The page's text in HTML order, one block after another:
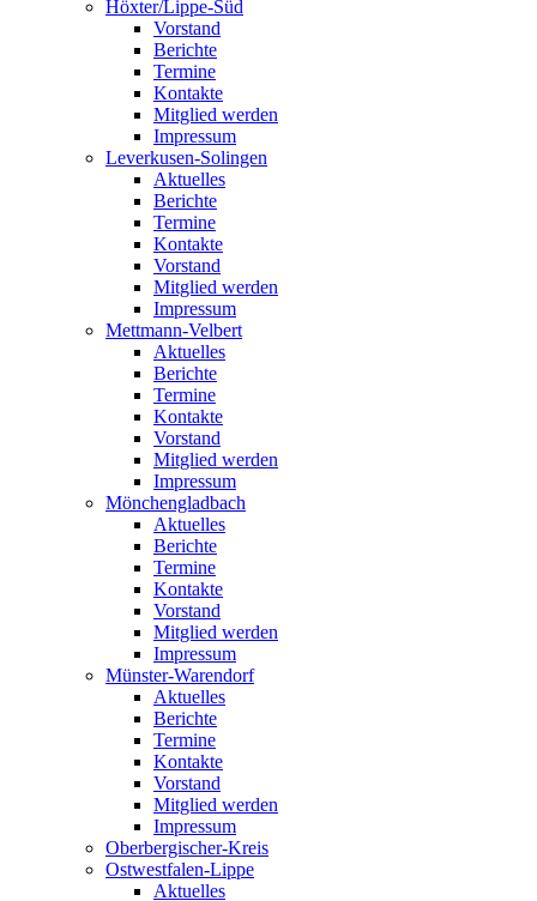
Höxter/Lippe-Süd
Vorstand
Berichte
Termine
Kontakte
Mitglied werden
Impressum
Leverkusen-Solingen
Aktuelles
Berichte
Termine
Kontakte
Vorstand
Mitglied werden
Impressum
Mettmann-Velbert
Aktuelles
Berichte
Termine
Kontakte
Vorstand
Mitglied werden
Impressum
Mönchengladbach
Aktuelles
Berichte
Termine
Kontakte
Vorstand
Mitglied werden
Impressum
Münster-Warendorf
Aktuelles
Berichte
Termine
Kontakte
Vorstand
Mitglied werden
Impressum
Oberbergischer-Kreis
Ostwestfalen-Lippe
Aktuelles